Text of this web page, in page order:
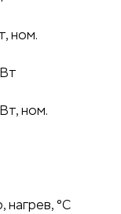
ном.
ном.
°C